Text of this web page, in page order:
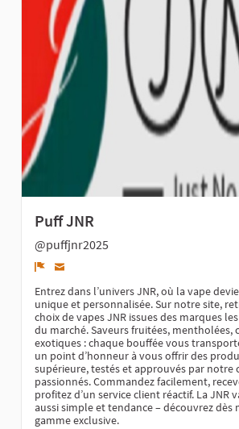
Seguidoras
Grupos
Puff JNR
@puffjnr2025
Denunciar
Entrez dans l’univers JNR, où la vape
unique et personnalisée. Sur notre site,
choix de vapes JNR issues des marques
du marché. Saveurs fruitées, mentholées,
exotiques : chaque bouffée vous
un point d’honneur à vous offrir des
supérieure, testés et approuvés par notre
passionnés. Commandez facilement,
profitez d’un service client réactif. La JNR
aussi simple et tendance – découvrez
gamme exclusive.